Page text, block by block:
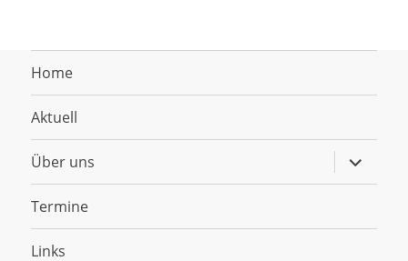
Home
Aktuell
Über uns anzeigen
Termine
Links